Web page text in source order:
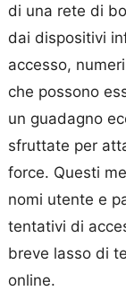
di una rete di
dai dispositivi
accesso,
che possono
un guadagno
sfruttate per
force. Questi
nomi utente e
tentativi di
breve lasso di
online.